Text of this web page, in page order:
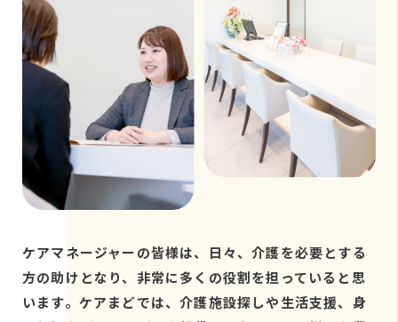
ケアマネージャーの皆様は、日々、介護を必要とする
方の助けとなり、非常に多くの役割を担っていると思
います。ケアまどでは、介護施設探しや生活支援、身